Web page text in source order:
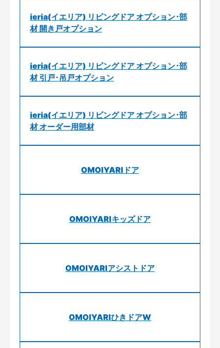
ieria(イエリア) リビングドア オプション･部
材 開き戸オプション
ieria(イエリア) リビングドア オプション･部
材 引戸･吊戸オプション
ieria(イエリア) リビングドア オプション･部
材 オーダー用部材
OMOIYARIドア
OMOIYARIキッズドア
OMOIYARIアシストドア
OMOIYARIひきドアW